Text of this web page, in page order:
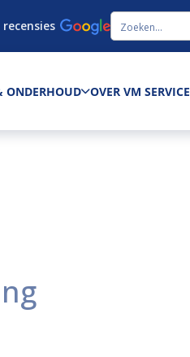
recensies
ONDERHOUD OVER VM SERVICE